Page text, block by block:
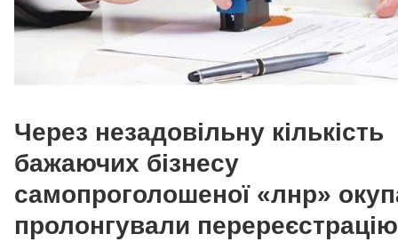
Через незадовільну кількість
бажаючих бізнесу
самопроголошеної «лнр»
пролонгували